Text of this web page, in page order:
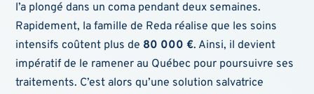
l’a plongé dans un coma pendant deux semaines.
Rapidement, la famille de Reda réalise que les soins
intensifs coûtent plus de 80 000 €. Ainsi, il devient
impératif de le ramener au Québec pour poursuivre ses
traitements. C’est alors qu’une solution salvatrice